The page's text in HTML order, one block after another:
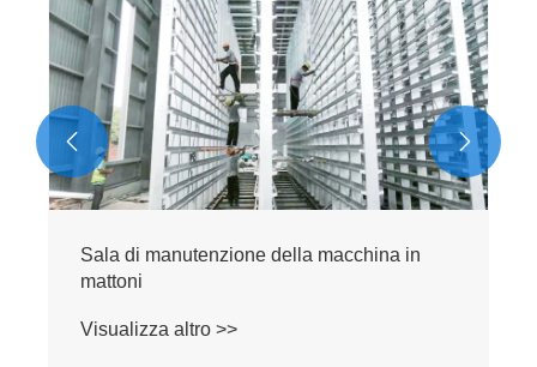
Sala di manutenzione della macchina in
mattoni
Visualizza altro >>
 